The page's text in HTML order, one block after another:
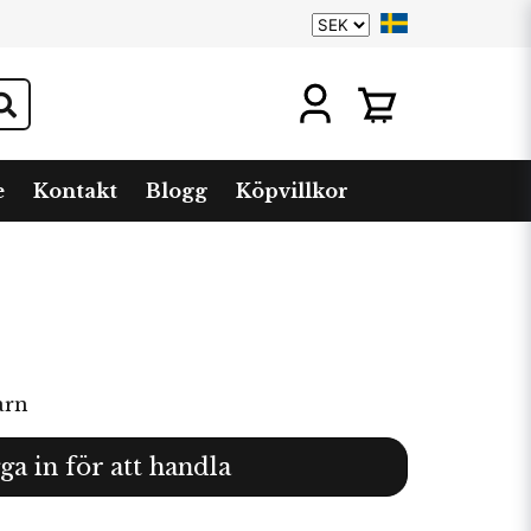
Kontakt Blogg Köpvillkor
in för att handla